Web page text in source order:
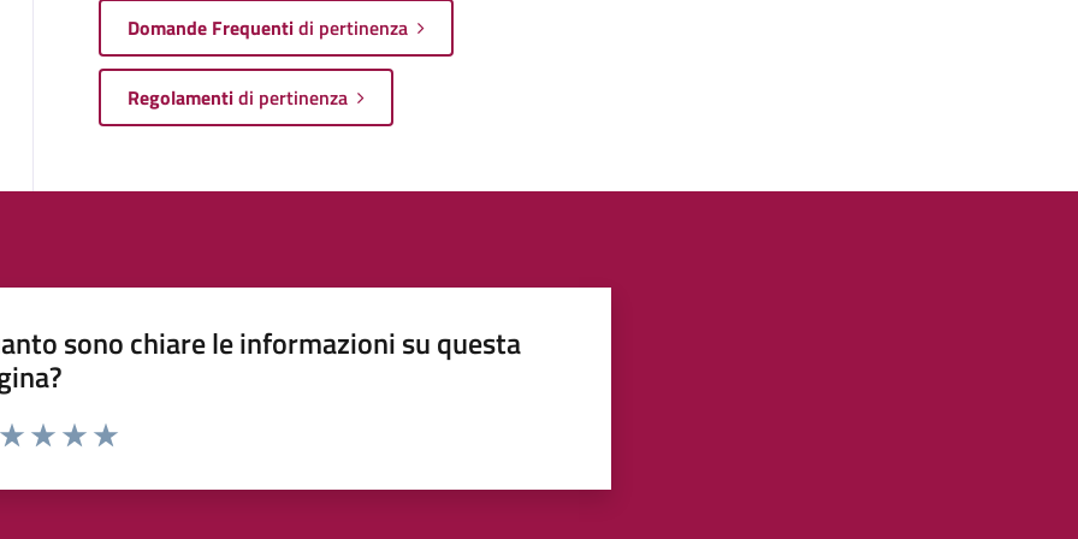
Domande Frequentidi pertinenza
Regolamentidi pertinenza
sono chiare le informazioni su questa
da 1 a 5 stelle la pagina